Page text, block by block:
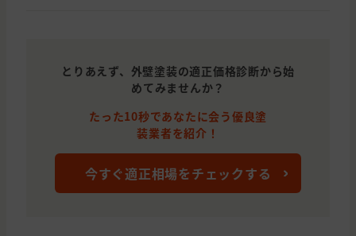
とりあえず、外壁塗装の適正価格診断から始
めてみませんか？
たった10秒であなたに会う優良塗
装業者を紹介！
今すぐ適正相場をチェックする